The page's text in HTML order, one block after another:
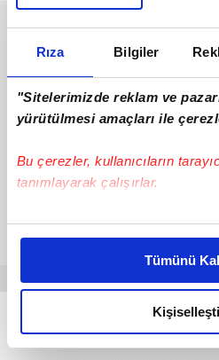
Rıza Bilgiler
"Sitelerimizde reklam ve
yürütülmesi amaçları ile
Bu çerezler, kullanıcıların
tanımlayarak çalışırlar.
Bu çerezlere izin vermeniz
daha iyi reklam deneyimi
amacımızın size daha iyi bir
olduğunu ve sizlere en iyi
elimizden gelen çabayı
reklamların maliyetlerimizi
Tümünü
SERGIO OLIVEIRA KİMDİR?